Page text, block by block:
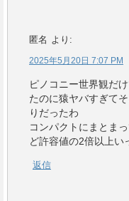
匿名 より:
2025年5月20日 7:07 PM
ピノコニー世界観だ
たのに猿ヤバすぎて
りだったわ
コンパクトにまとま
ど許容値の2倍以上い
返信